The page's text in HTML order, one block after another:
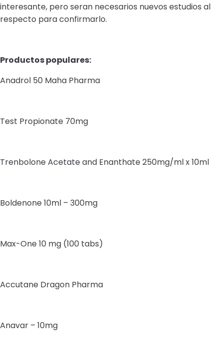
interesante, pero seran necesarios nuevos estudios al
respecto para confirmarlo.
Productos populares:
Anadrol 50 Maha Pharma
Test Propionate 70mg
Trenbolone Acetate and Enanthate 250mg/ml x 10ml
Boldenone 10ml – 300mg
Max-One 10 mg (100 tabs)
Accutane Dragon Pharma
Anavar – 10mg